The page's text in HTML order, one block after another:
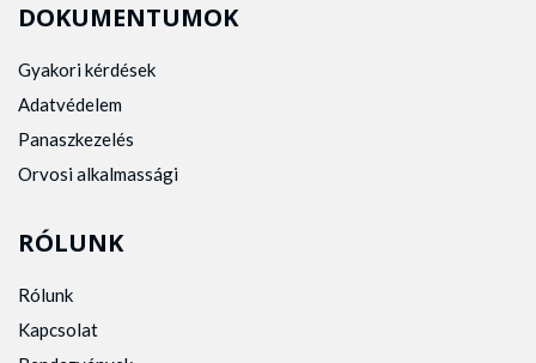
DOKUMENTUMOK
Gyakori kérdések
Adatvédelem
Panaszkezelés
Orvosi alkalmassági
RÓLUNK
Rólunk
Kapcsolat